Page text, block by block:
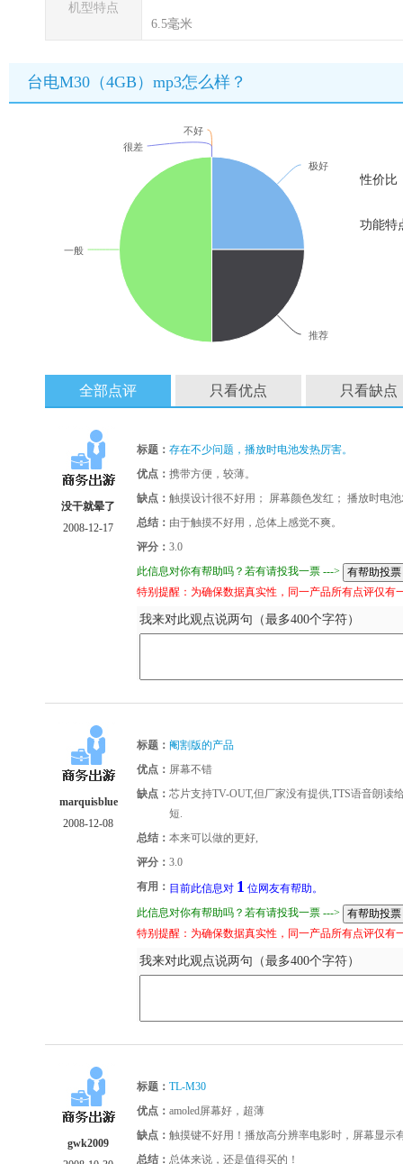
机型特点
6.5毫米
台电M30（4GB）mp3怎么样？
极好
推荐
一般
不好
很差
性价比
功能特
全部点评 只看优点 只看缺点
没干就晕了
2008-12-17
标题： 存在不少问题，播放时电池发热厉害。
优点： 携带方便，较薄。
缺点： 触摸设计很不好用； 屏幕颜色发红； 播放时电
总结： 由于触摸不好用，总体上感觉不爽。
评分： 3.0
此信息对你有帮助吗？若有请投我一票 --->
特别提醒：为确保数据真实性，同一产品所有点评仅有
我来对此观点说两句（最多400个字符）
marquisblue
2008-12-08
标题： 阉割版的产品
优点： 屏幕不错
缺点： 芯片支持TV-OUT,但厂家没有提供,TTS语音朗读
短.
总结： 本来可以做的更好,
评分： 3.0
有用： 目前此信息对 1 位网友有帮助。
此信息对你有帮助吗？若有请投我一票 --->
特别提醒：为确保数据真实性，同一产品所有点评仅有
我来对此观点说两句（最多400个字符）
gwk2009
标题： TL-M30
优点： amoled屏幕好，超薄
缺点： 触摸键不好用！播放高分辨率电影时，屏幕显示
总结： 总体来说，还是值得买的！